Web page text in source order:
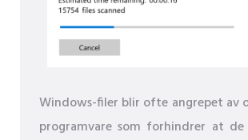
Windows-filer blir ofte angrepet av
programvare som forhindrer at